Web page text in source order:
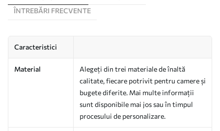
ÎNTREBĂRI FRECVENTE
Caracteristici
Material
Alegeți din trei materiale de înaltă
calitate, fiecare potrivit pentru camere și
bugete diferite. Mai multe informații
sunt disponibile mai jos sau în timpul
procesului de personalizare.